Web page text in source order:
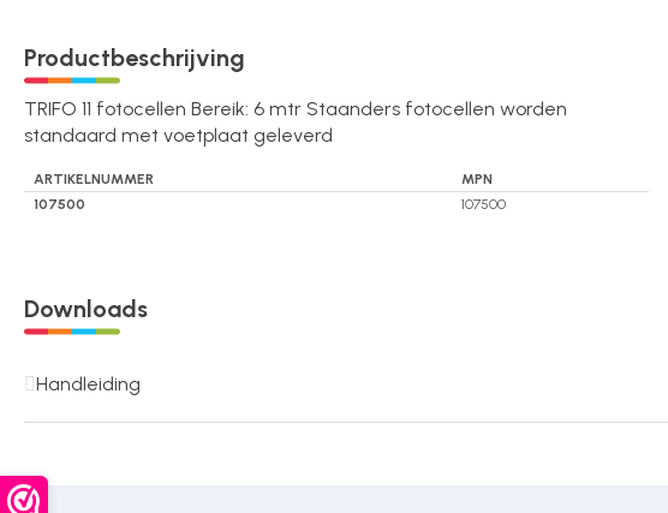
Over ons
Contact
Productbeschrijving
TRIFO 11 fotocellen Bereik: 6 mtr Staanders fotocellen worden
standaard met voetplaat geleverd
ARTIKELNUMMER
MPN
107500
107500
Downloads
Handleiding